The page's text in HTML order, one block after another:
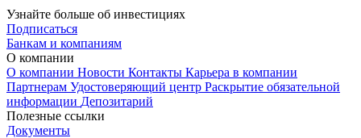
Узнайте больше об инвестициях
Подписаться
Банкам и компаниям
О компании
О компании Новости Контакты Карьера в компании
Партнерам Удостоверяющий центр Раскрытие обязательной
информации Депозитарий
Полезные ссылки
Документы